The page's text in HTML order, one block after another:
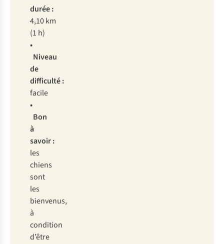
durée :
4,10 km
(1 h)
•
Niveau
de
difficulté :
facile
•
Bon
à
savoir :
les
chiens
sont
les
bienvenus,
à
condition
d’être